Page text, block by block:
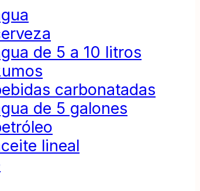
de 5 a 10 litros
carbonatadas
de 5 galones
lineal